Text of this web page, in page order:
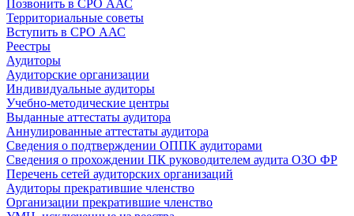
Позвонить в СРО ААС
Территориальные советы
Вступить в СРО ААС
Реестры
Аудиторы
Аудиторские организации
Индивидуальные аудиторы
Учебно-методические центры
Выданные аттестаты аудитора
Аннулированные аттестаты аудитора
Сведения о подтверждении ОППК аудиторами
Сведения о прохождении ПК руководителем аудита ОЗО ФР
Перечень сетей аудиторских организаций
Аудиторы прекратившие членство
Организации прекратившие членство